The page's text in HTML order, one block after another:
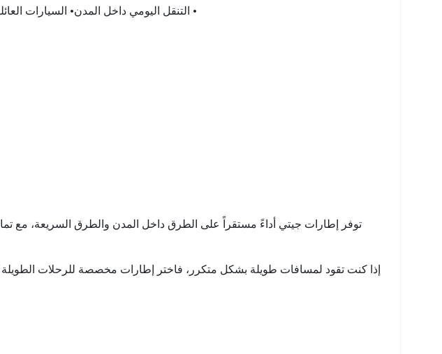
• التنقل اليومي داخل المدن• السيارات
توفر إطارات جيتي أداءً مستقراً على الطرق داخل المدن والطرق السريعة، مع
إذا كنت تقود لمسافات طويلة بشكل متكرر، فاختر إطارات مخصصة للرحلات الطويلة